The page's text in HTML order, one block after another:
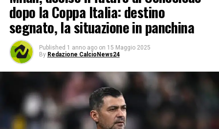
dopo la Coppa Italia: destino
segnato, la situazione in panchina
Published 1 anno ago on 15 Maggio 2025
By Redazione CalcioNews24